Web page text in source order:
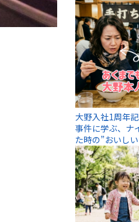
大野入社1周年
事件に学ぶ、ナ
た時の”おいし